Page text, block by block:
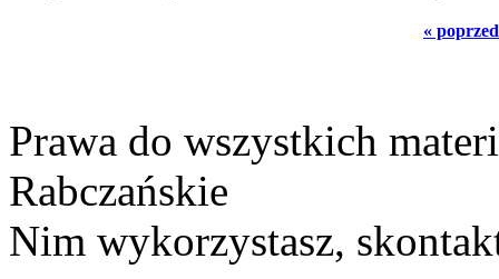
«
Prawa do wszystkich
Rabczańskie
Nim wykorzystasz,